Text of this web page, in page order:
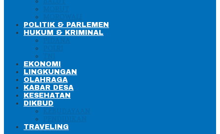
MORUT
MOROWALI
POLITIK & PARLEMEN
HUKUM & KRIMINAL
PIDANA
POLRI
TNI
EKONOMI
LINGKUNGAN
OLAHRAGA
KABAR DESA
KESEHATAN
DIKBUD
KEBUDAYAAN
PENDIDIKAN
TRAVELING